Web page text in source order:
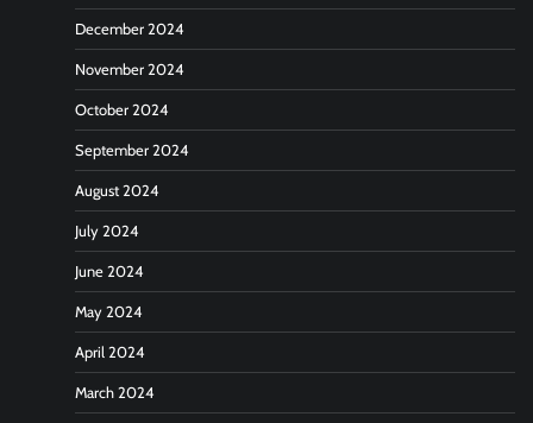
December 2024
November 2024
October 2024
September 2024
August 2024
July 2024
June 2024
May 2024
April 2024
March 2024